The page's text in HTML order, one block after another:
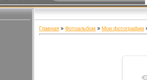
Главная » Фотоальбом » Мои фотографии